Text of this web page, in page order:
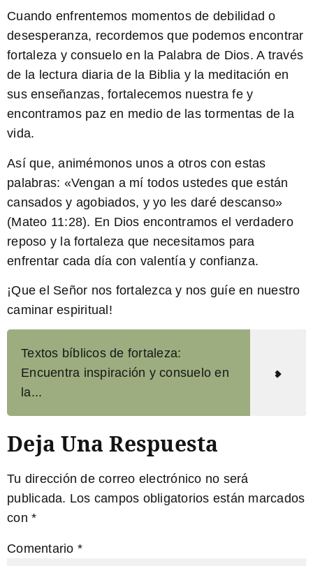
Cuando enfrentemos momentos de debilidad o
desesperanza, recordemos que podemos encontrar
fortaleza y consuelo en la Palabra de Dios. A través
de la lectura diaria de la Biblia y la meditación en
sus enseñanzas, fortalecemos nuestra fe y
encontramos paz en medio de las tormentas de la
vida.
Así que, animémonos unos a otros con estas
palabras: «Vengan a mí todos ustedes que están
cansados y agobiados, y yo les daré descanso»
(Mateo 11:28). En Dios encontramos el verdadero
reposo y la fortaleza que necesitamos para
enfrentar cada día con valentía y confianza.
¡Que el Señor nos fortalezca y nos guíe en nuestro
caminar espiritual!
Textos bíblicos de fortaleza:
Encuentra inspiración y consuelo en
la...
Deja Una Respuesta
Tu dirección de correo electrónico no será
publicada. Los campos obligatorios están marcados
con *
Comentario *